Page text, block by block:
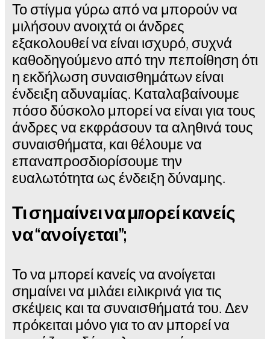
Το στίγμα γύρω από να μπορούν να
μιλήσουν ανοιχτά οι άνδρες
εξακολουθεί να είναι ισχυρό, συχνά
καθοδηγούμενο από την πεποίθηση ότι
η εκδήλωση συναισθημάτων είναι
ένδειξη αδυναμίας. Καταλαβαίνουμε
πόσο δύσκολο μπορεί να είναι για τους
άνδρες να εκφράσουν τα αληθινά τους
συναισθήματα, και θέλουμε να
επαναπροσδιορίσουμε την
ευαλωτότητα ως ένδειξη δύναμης.
Τι σημαίνει να μπορεί κανείς
να “ανοίγεται”;
Το να μπορεί κανείς να ανοίγεται
σημαίνει να μιλάει ειλικρινά για τις
σκέψεις και τα συναισθήματά του. Δεν
πρόκειται μόνο για το αν μπορεί να